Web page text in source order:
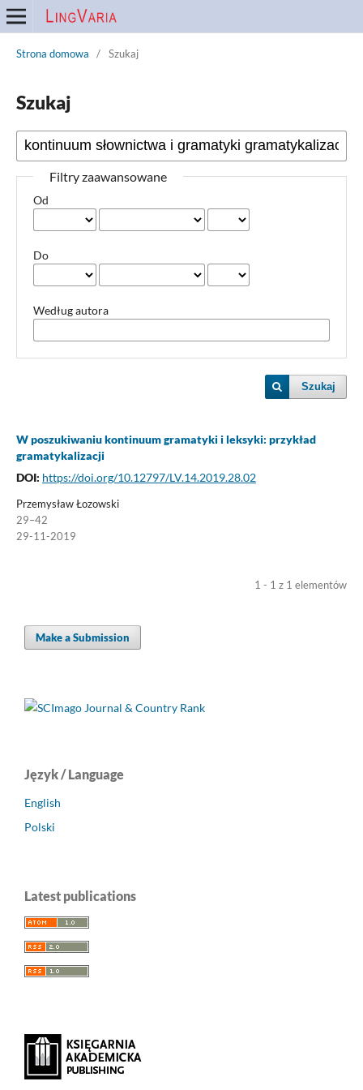
Strona domowa / Szukaj
Szukaj
Filtry zaawansowane
Od
Do
Według autora
Szukaj
W poszukiwaniu kontinuum gramatyki i leksyki: przykład
gramatykalizacji
DOI: https://doi.org/10.12797/LV.14.2019.28.02
Przemysław Łozowski
29–42
29-11-2019
1 - 1 z 1 elementów
Make a Submission
Język / Language
English
Polski
Latest publications